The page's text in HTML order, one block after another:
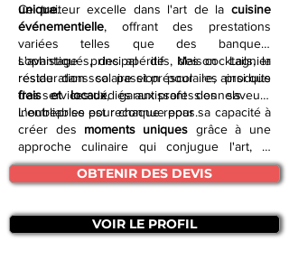
unique.
Ce traiteur excelle dans l'art de la cuisine
événementielle, offrant des prestations
variées telles que des banquets
sophistiqués, des apéritifs, des cocktails, la
restauration scolaire et préscolaire, ainsi que
des services dédiés aux professionnels.
L'avantage principal de Maison Lagnier
réside dans sa passion pour les produits
frais et locaux, garantissant des saveurs
inoubliables pour chaque repas.
L'entreprise est reconnue pour sa capacité à
créer des moments uniques grâce à une
approche culinaire qui conjugue l'art, la
technique et la science.
OBTENIR DES DEVIS
VOIR LE PROFIL